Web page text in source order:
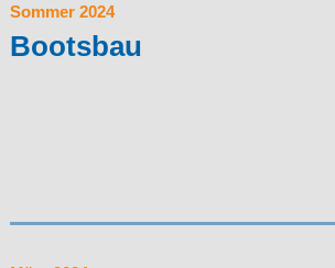
Sommer 2024
Bootsbau